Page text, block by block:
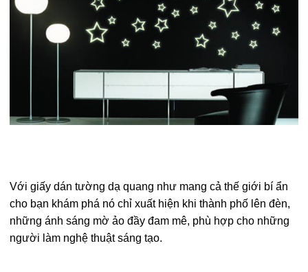
Với giấy dán tường dạ quang như mang cả thế giới bí ẩn
cho bạn khám phá nó chỉ xuất hiện khi thành phố lên đèn,
những ánh sáng mờ ảo đầy đam mê, phù hợp cho những
người làm nghệ thuật sáng tạo.